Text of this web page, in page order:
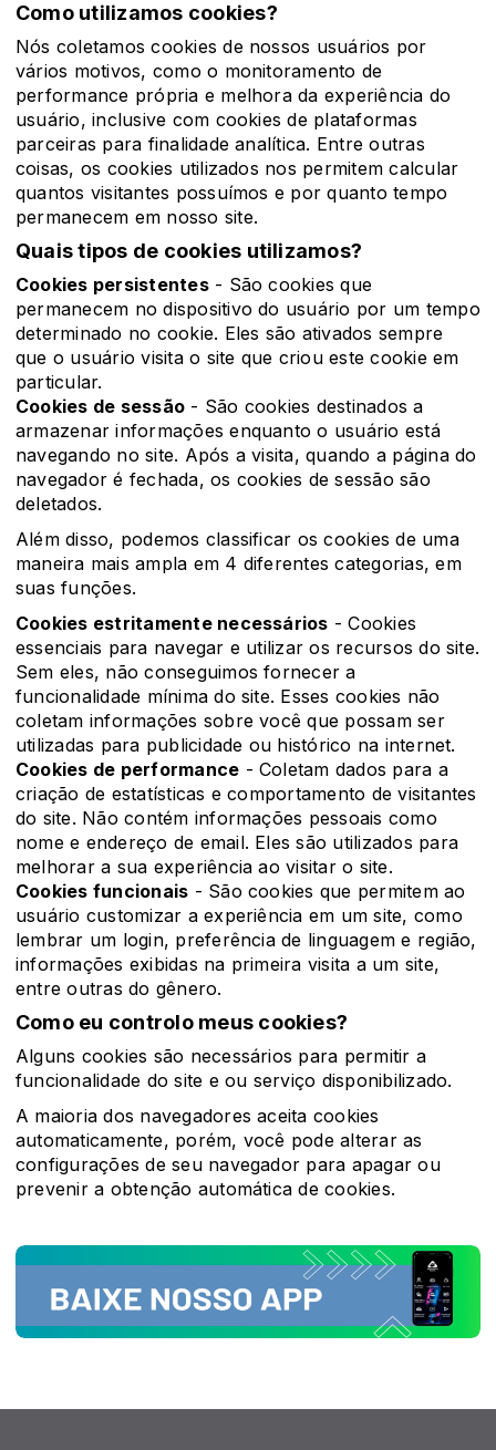
Como utilizamos cookies?
Nós coletamos cookies de nossos usuários por
vários motivos, como o monitoramento de
performance própria e melhora da experiência do
usuário, inclusive com cookies de plataformas
parceiras para finalidade analítica. Entre outras
coisas, os cookies utilizados nos permitem calcular
quantos visitantes possuímos e por quanto tempo
permanecem em nosso site.
Quais tipos de cookies utilizamos?
Cookies persistentes- São cookies que
permanecem no dispositivo do usuário por um tempo
determinado no cookie. Eles são ativados sempre
que o usuário visita o site que criou este cookie em
particular.
Cookies de sessão - São cookies destinados a
armazenar informações enquanto o usuário está
navegando no site. Após a visita, quando a página do
navegador é fechada, os cookies de sessão são
deletados.
Além disso, podemos classificar os cookies de uma
maneira mais ampla em 4 diferentes categorias, em
suas funções.
Cookies estritamente necessários - Cookies
essenciais para navegar e utilizar os recursos do site.
Sem eles, não conseguimos fornecer a
funcionalidade mínima do site. Esses cookies não
coletam informações sobre você que possam ser
utilizadas para publicidade ou histórico na internet.
Cookies de performance - Coletam dados para a
criação de estatísticas e comportamento de visitantes
do site. Não contém informações pessoais como
nome e endereço de email. Eles são utilizados para
melhorar a sua experiência ao visitar o site.
Cookies funcionais - São cookies que permitem ao
usuário customizar a experiência em um site, como
lembrar um login, preferência de linguagem e região,
informações exibidas na primeira visita a um site,
entre outras do gênero.
Como eu controlo meus cookies?
Alguns cookies são necessários para permitir a
funcionalidade do site e ou serviço disponibilizado.
A maioria dos navegadores aceita cookies
automaticamente, porém, você pode alterar as
configurações de seu navegador para apagar ou
prevenir a obtenção automática de cookies.